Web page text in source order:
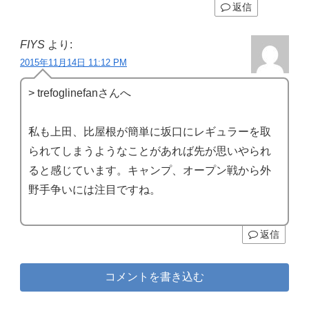
返信
FIYS より:
2015年11月14日 11:12 PM
> trefoglinefanさんへ
私も上田、比屋根が簡単に坂口にレギュラーを取
られてしまうようなことがあれば先が思いやられ
ると感じています。キャンプ、オープン戦から外
野手争いには注目ですね。
返信
コメントを書き込む